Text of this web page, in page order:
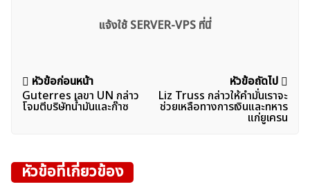
แจ้งใช้ SERVER-VPS ที่นี่
แนะแนว
เรื่อง
หัวข้อก่อนหน้า
Guterres เลขา UN กล่าว
โจมตีบริษัทน้ำมันและก๊าซ
หัวข้อถัดไป
Liz Truss กล่าวให้คำมั่นเราจะ
ช่วยเหลือทางการเงินและทหาร
แก่ยูเครน
หัวข้อที่เกี่ยวข้อง